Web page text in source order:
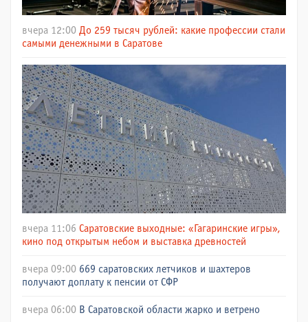
вчера 12:00 До 259 тысяч рублей: какие профессии стали
самыми денежными в Саратове
вчера 11:06 Саратовские выходные: «Гагаринские игры»,
кино под открытым небом и выставка древностей
вчера 09:00 669 саратовских летчиков и шахтеров
получают доплату к пенсии от СФР
вчера 06:00 В Саратовской области жарко и ветрено